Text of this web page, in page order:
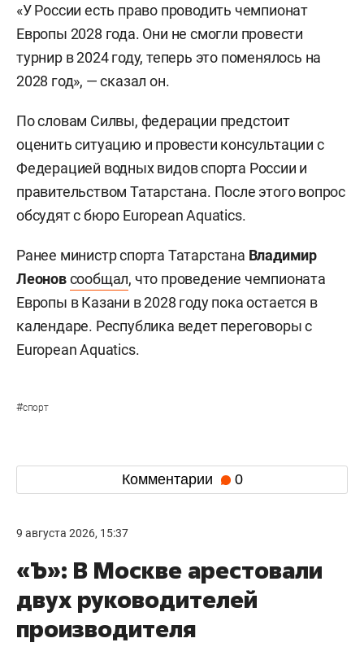
«У России есть право проводить чемпионат
Европы 2028 года. Они не смогли провести
турнир в 2024 году, теперь это поменялось на
2028 год», — сказал он.
По словам Силвы, федерации предстоит
оценить ситуацию и провести консультации с
Федерацией водных видов спорта России и
правительством Татарстана. После этого вопрос
обсудят с бюро European Aquatics.
Ранее министр спорта Татарстана Владимир
Леоновсообщал, что проведение чемпионата
Европы в Казани в 2028 году пока остается в
календаре. Республика ведет переговоры с
European Aquatics.
#спорт
Комментарии 0
9 августа 2026, 15:37
«Ъ»: В Москве арестовали
двух руководителей
производителя